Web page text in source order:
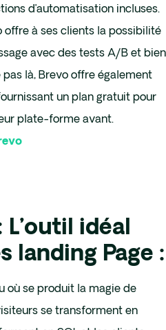
d’automatisation incluses.
offre à ses clients la possibilité
avec des tests A/B et bien
pas là, Brevo offre également
un plan gratuit pour
plate-forme avant.
L’outil idéal
landing Page :
où se produit la magie de
se transforment en